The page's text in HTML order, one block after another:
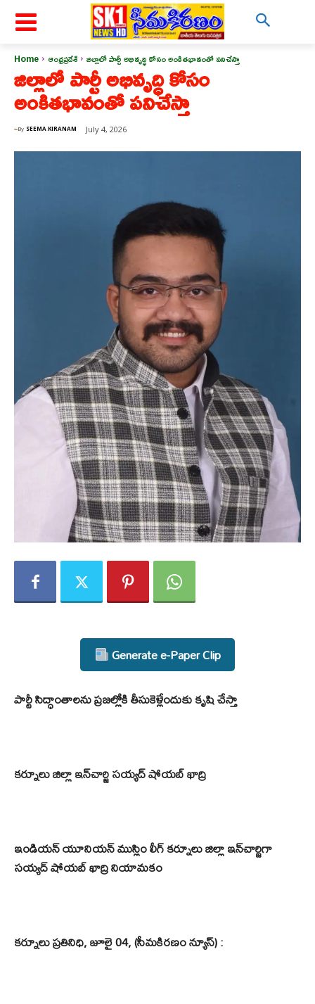
Home ఆంధ్రప్రదేశ్ జిల్లాలో పార్టీ అభివృద్ధి కోసం అంకితభావంతో పనిచేస్తా
జిల్లాలో పార్టీ అభివృద్ధి కోసం
అంకితభావంతో పనిచేస్తా
By SEEMA KIRANAM July 4, 2026
Generate e-Paper Clip
పార్టీ సిద్ధాంతాలను ప్రజల్లోకి తీసుకెళ్లేందుకు కృషి చేస్తా
కర్నూలు జిల్లా ఇన్‌చార్జి సయ్యద్ షోయబ్ ఖాద్రి
ఇండియన్ యూనియన్ ముస్లిం లీగ్ కర్నూలు జిల్లా ఇన్‌చార్జిగా
సయ్యద్ షోయబ్ ఖాద్రి నియామకం
కర్నూలు ప్రతినిధి, జూలై 04, (సీమకిరణం న్యూస్) :